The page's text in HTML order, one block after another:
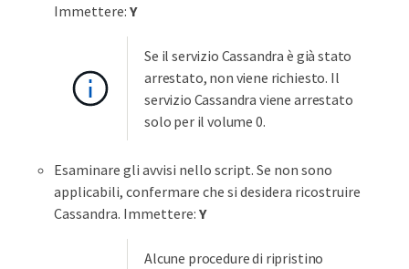
Immettere: Y
Se il servizio Cassandra è già stato
arrestato, non viene richiesto. Il
servizio Cassandra viene arrestato
solo per il volume 0.
Esaminare gli avvisi nello script. Se non sono
applicabili, confermare che si desidera ricostruire
Cassandra. Immettere: Y
Alcune procedure di ripristino